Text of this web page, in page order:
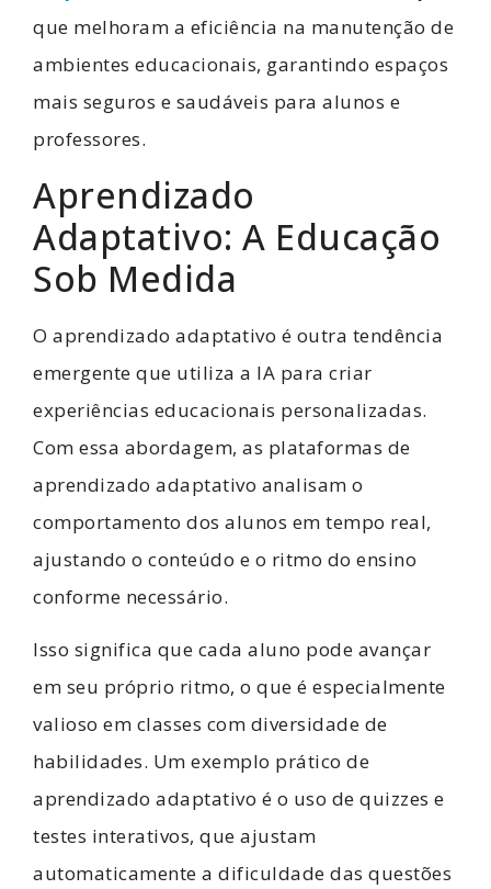
que melhoram a eficiência na manutenção de
ambientes educacionais, garantindo espaços
mais seguros e saudáveis para alunos e
professores.
Aprendizado
Adaptativo: A Educação
Sob Medida
O aprendizado adaptativo é outra tendência
emergente que utiliza a IA para criar
experiências educacionais personalizadas.
Com essa abordagem, as plataformas de
aprendizado adaptativo analisam o
comportamento dos alunos em tempo real,
ajustando o conteúdo e o ritmo do ensino
conforme necessário.
Isso significa que cada aluno pode avançar
em seu próprio ritmo, o que é especialmente
valioso em classes com diversidade de
habilidades. Um exemplo prático de
aprendizado adaptativo é o uso de quizzes e
testes interativos, que ajustam
automaticamente a dificuldade das questões